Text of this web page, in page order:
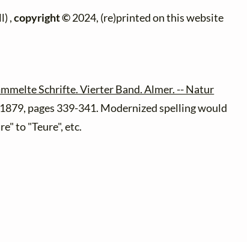
,copyright ©2024, (re)printed on this website
Schrifte. Vierter Band. Almer. -- Natur
pages 339-341. Modernized spelling would
to "Teure", etc.